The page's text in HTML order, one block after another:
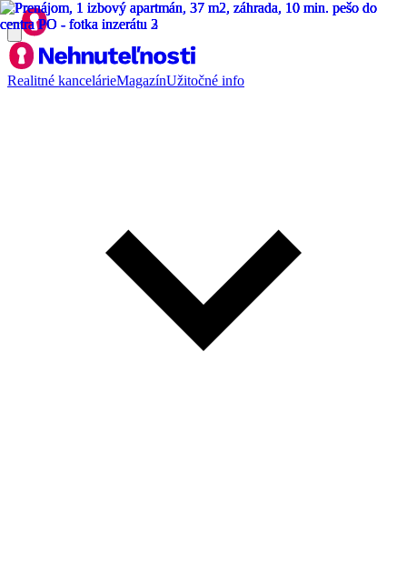
Realitné kancelárieMagazínUžitočné info